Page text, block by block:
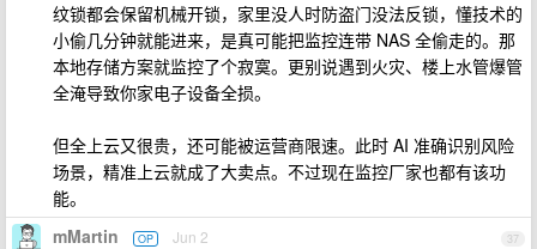
纹锁都会保留机械开锁，家里没人时防盗门没法反锁，懂技术的
小偷几分钟就能进来，是真可能把监控连带 NAS 全偷走的。那
本地存储方案就监控了个寂寞。更别说遇到火灾、楼上水管爆管
全淹导致你家电子设备全损。
但全上云又很贵，还可能被运营商限速。此时 AI 准确识别风险
场景，精准上云就成了大卖点。不过现在监控厂家也都有该功
能。
37
mMartin OP Jun 2